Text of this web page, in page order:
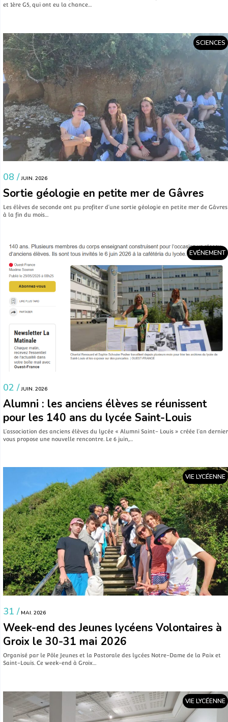
et 1ère G5, qui ont eu la chance…
SCIENCES
08 / JUIN. 2026
Sortie géologie en petite mer de Gâvres
Les élèves de seconde ont pu profiter d’une sortie géologie en petite mer de Gâvres
à la fin du mois…
EVÉNEMENT
02 / JUIN. 2026
Alumni : les anciens élèves se réunissent
pour les 140 ans du lycée Saint-Louis
L’association des anciens élèves du lycée « Alumni Saint- Louis » créée l’an dernier
vous propose une nouvelle rencontre. Le 6 juin,…
VIE LYCÉENNE
31 / MAI. 2026
Week-end des Jeunes lycéens Volontaires à
Groix le 30-31 mai 2026
Organisé par le Pôle Jeunes et la Pastorale des lycées Notre-Dame de la Paix et
Saint-Louis. Ce week-end à Groix…
VIE LYCÉENNE